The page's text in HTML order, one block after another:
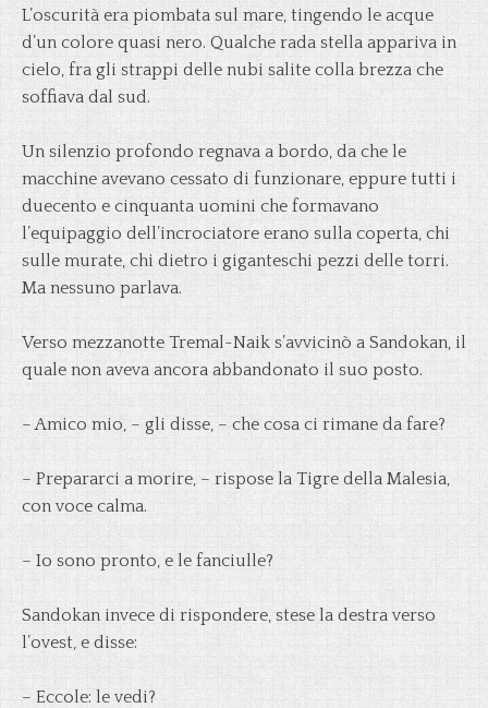
L’oscurità era piombata sul mare, tingendo le acque
d’un colore quasi nero. Qualche rada stella appariva in
cielo, fra gli strappi delle nubi salite colla brezza che
soffiava dal sud.
Un silenzio profondo regnava a bordo, da che le
macchine avevano cessato di funzionare, eppure tutti i
duecento e cinquanta uomini che formavano
l’equipaggio dell’incrociatore erano sulla coperta, chi
sulle murate, chi dietro i giganteschi pezzi delle torri.
Ma nessuno parlava.
Verso mezzanotte Tremal-Naik s’avvicinò a Sandokan, il
quale non aveva ancora abbandonato il suo posto.
– Amico mio, – gli disse, – che cosa ci rimane da fare?
– Prepararci a morire, – rispose la Tigre della Malesia,
con voce calma.
– Io sono pronto, e le fanciulle?
Sandokan invece di rispondere, stese la destra verso
l’ovest, e disse:
– Eccole: le vedi?